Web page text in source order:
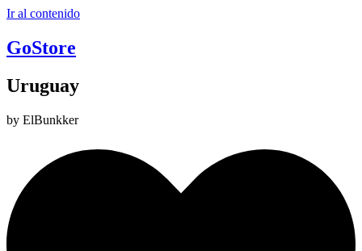
Ir al contenido
GoStore
Uruguay
by ElBunkker